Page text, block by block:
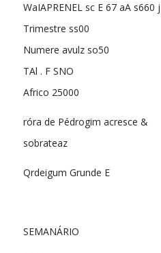
WaIAPRENEL sc E 67 aA s660 j
Trimestre ss00
Numere avulz so50
TAl . F SNO
Africo 25000
róra de Pédrogim acresce &
sobrateaz
Qrdeigum Grunde E
SEMANÁRIO